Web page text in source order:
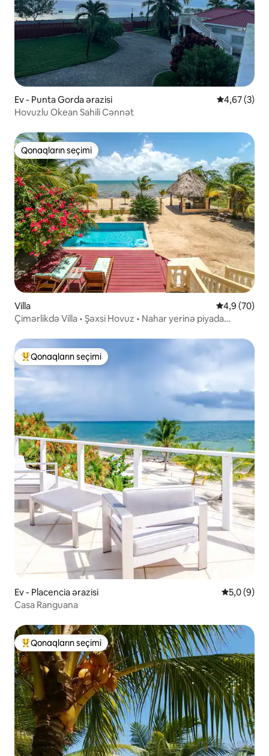
Ev - Punta Gorda ərazisi Ortalama
4,67 (3)
Hovuzlu Okean Sahili Cənnət
Qonaqların seçimi
Qonaqların seçimi
Villa Ortalama
4,9 (70)
Çimərlikdə Villa • Şəxsi Hovuz • Nahar yerinə piyada
Populyar "Qonaqların seçimi"
Qonaqların seçimi
Ev - Placencia ərazisi Ortalama
5,0 (9)
Casa Ranguana
Populyar "Qonaqların seçimi"
Qonaqların seçimi